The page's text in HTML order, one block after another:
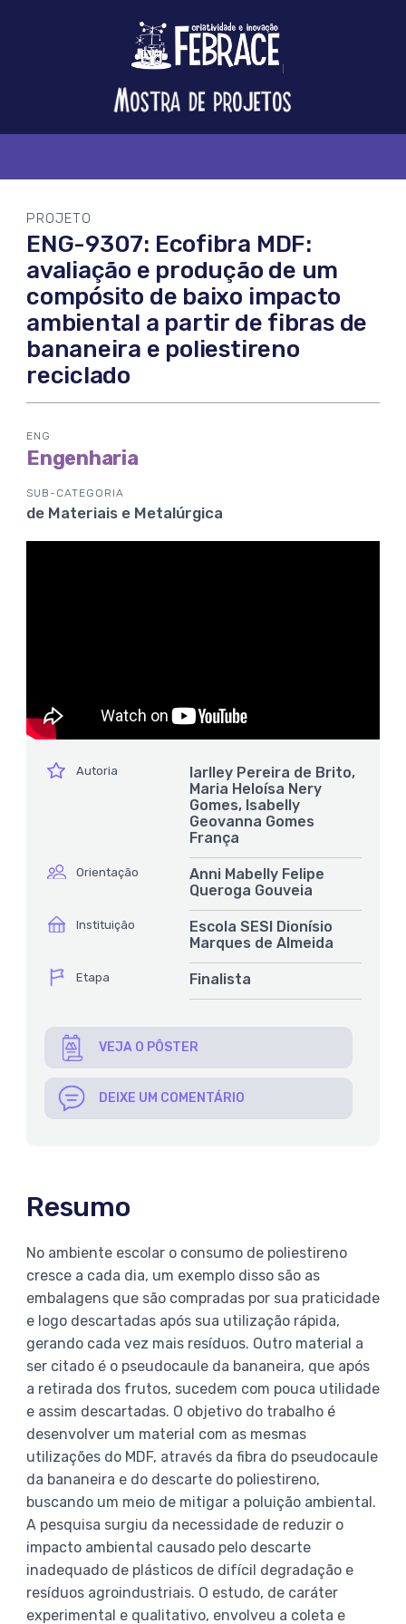
Logo
FEBRACE
Feira
Brasileira
Ciência
PROJETO
ENG-9307: Ecofibra MDF:
avaliação e produção de um
compósito de baixo impacto
ambiental a partir de fibras de
bananeira e poliestireno
reciclado
ENG
Engenharia
SUB-CATEGORIA
de Materiais e Metalúrgica
íconeAutoria
Iarlley Pereira de Brito,
Maria Heloísa Nery
Gomes, Isabelly
Geovanna Gomes
França
íconeOrientação
Anni Mabelly Felipe
Queroga Gouveia
íconeInstituição
Escola SESI Dionísio
Marques de Almeida
íconeEtapa Finalista
VEJA O PÔSTER
DEIXE UM COMENTÁRIO
Resumo
No ambiente escolar o consumo de poliestireno
cresce a cada dia, um exemplo disso são as
embalagens que são compradas por sua praticidade
e logo descartadas após sua utilização rápida,
gerando cada vez mais resíduos. Outro material a
ser citado é o pseudocaule da bananeira, que após
a retirada dos frutos, sucedem com pouca utilidade
e assim descartadas. O objetivo do trabalho é
desenvolver um material com as mesmas
utilizações do MDF, através da fibra do pseudocaule
da bananeira e do descarte do poliestireno,
buscando um meio de mitigar a poluição ambiental.
A pesquisa surgiu da necessidade de reduzir o
impacto ambiental causado pelo descarte
inadequado de plásticos de difícil degradação e
resíduos agroindustriais. O estudo, de caráter
experimental e qualitativo, envolveu a coleta e